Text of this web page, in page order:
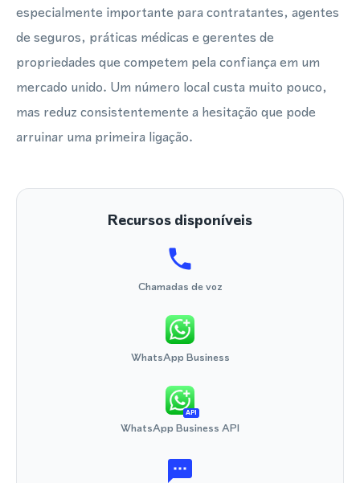
especialmente importante para contratantes, agentes
de seguros, práticas médicas e gerentes de
propriedades que competem pela confiança em um
mercado unido. Um número local custa muito pouco,
mas reduz consistentemente a hesitação que pode
arruinar uma primeira ligação.
Recursos disponíveis
Chamadas de voz
WhatsApp Business
API
WhatsApp Business API